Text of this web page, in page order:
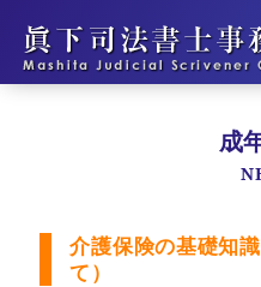
成
介護保険の基礎知
て）